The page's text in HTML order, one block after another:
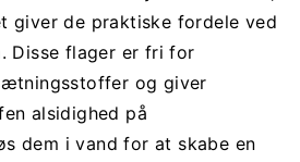
giver de praktiske fordele ved
Disse flager er fri for
og giver
alsidighed på
dem i vand for at skabe en